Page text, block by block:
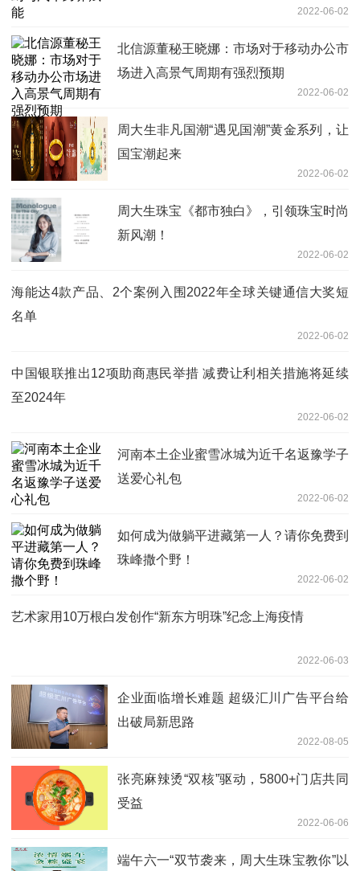
2022-06-02
北信源董秘王晓娜：市场对于移动办公市
场进入高景气周期有强烈预期
2022-06-02
周大生非凡国潮“遇见国潮”黄金系列，让
国宝潮起来
2022-06-02
周大生珠宝《都市独白》，引领珠宝时尚
新风潮！
2022-06-02
海能达4款产品、2个案例入围2022年全球关键通信大奖短
名单
2022-06-02
中国银联推出12项助商惠民举措 减费让利相关措施将延续
至2024年
2022-06-02
河南本土企业蜜雪冰城为近千名返豫学子
送爱心礼包
2022-06-02
如何成为做躺平进藏第一人？请你免费到
珠峰撒个野！
2022-06-02
艺术家用10万根白发创作“新东方明珠”纪念上海疫情
2022-06-03
企业面临增长难题 超级汇川广告平台给
出破局新思路
2022-08-05
张亮麻辣烫“双核”驱动，5800+门店共同
受益
2022-06-06
端午六一“双节袭来，周大生珠宝教你”以